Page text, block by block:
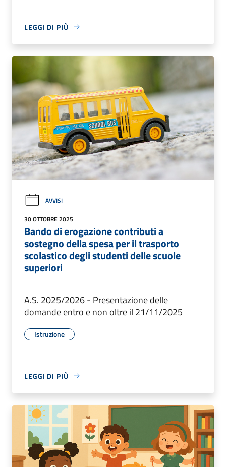
LEGGI DI PIÙ
AVVISI
30 OTTOBRE 2025
Bando di erogazione contributi a
sostegno della spesa per il trasporto
scolastico degli studenti delle scuole
superiori
A.S. 2025/2026 - Presentazione delle
domande entro e non oltre il 21/11/2025
Istruzione
LEGGI DI PIÙ